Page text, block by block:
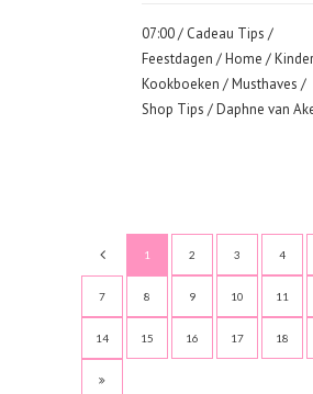
07:00 / Cadeau Tips /
Feestdagen /Home /
Kookboeken /Musthaves /
Shop Tips / Daphne van
1 2 3 4
7 8 9 10 11
14 15 16 17 18